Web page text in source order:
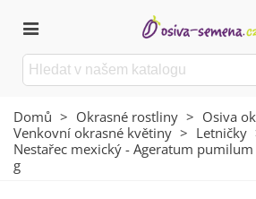
Domů > Okrasné rostliny > Osiva
Venkovní okrasné květiny > Letničky
Nestařec mexický - Ageratum
g